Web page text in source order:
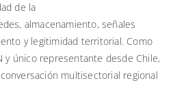
de la
almacenamiento, señales
y legitimidad territorial. Como
y único representante desde Chile,
multisectorial regional